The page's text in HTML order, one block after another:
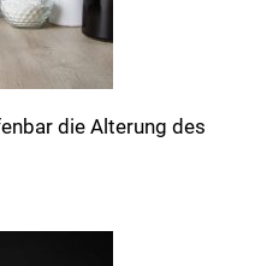
die Alterung des